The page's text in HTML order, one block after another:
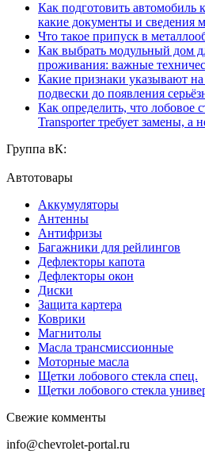
Как подготовить автомобиль
какие документы и сведения
Что такое припуск в
Как выбрать модульный дом
проживания: важные
Какие признаки указывают на
подвески до появления
Как определить, что лобовое
Transporter требует замены, а
Группа вК:
Автотовары
Аккумуляторы
Антенны
Антифризы
Багажники для рейлингов
Дефлекторы капота
Дефлекторы окон
Диски
Защита картера
Коврики
Магнитолы
Масла трансмиссионные
Моторные масла
Щетки лобового стекла спец.
Щетки лобового стекла
Свежие комменты
info@chevrolet-portal.ru